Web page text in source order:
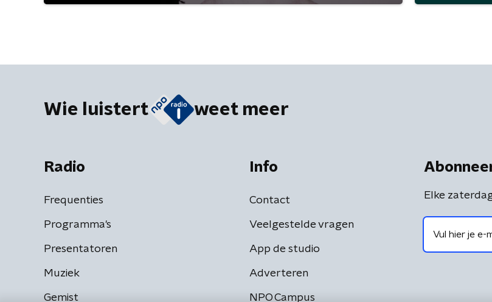
Wie luistert weet meer
Radio
Frequenties
Programma's
Presentatoren
Muziek
Gemist
Info
Contact
Veelgestelde vragen
App de studio
Adverteren
NPO Campus
Elke